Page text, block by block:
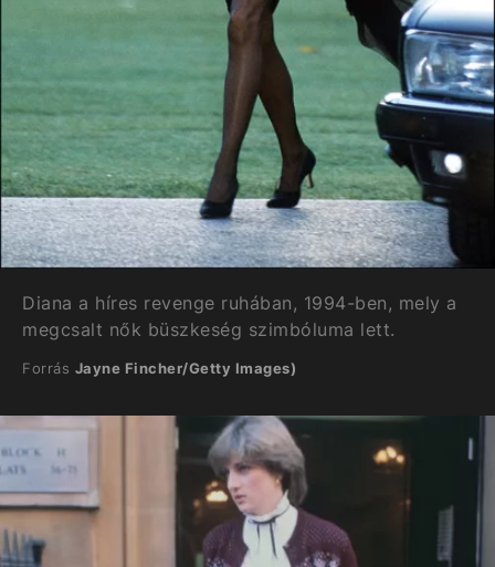
Diana a híres revenge ruhában, 1994-ben, mely a
megcsalt nők büszkeség szimbóluma lett.
Forrás Jayne Fincher/Getty Images)